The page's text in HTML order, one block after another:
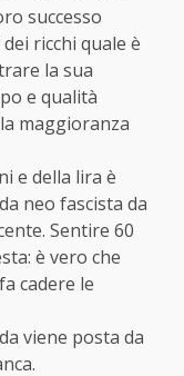
successo
ricchi quale è
la sua
e qualità
maggioranza
e della lira è
neo fascista da
Sentire 60
è vero che
cadere le
viene posta da